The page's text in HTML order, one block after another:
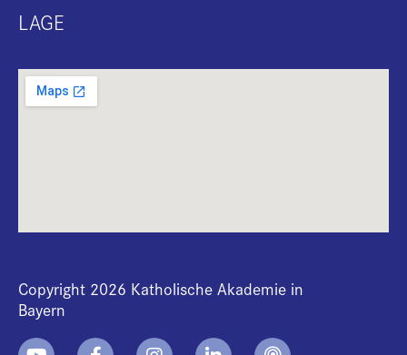
LAGE
Copyright 2026 Katholische Akademie in
Bayern